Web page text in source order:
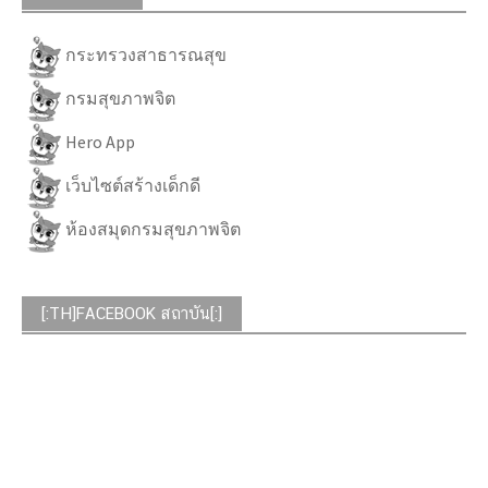
กระทรวงสาธารณสุข
กรมสุขภาพจิต
Hero App
เว็บไซต์สร้างเด็กดี
ห้องสมุดกรมสุขภาพจิต
[:TH]FACEBOOK สถาบัน[:]